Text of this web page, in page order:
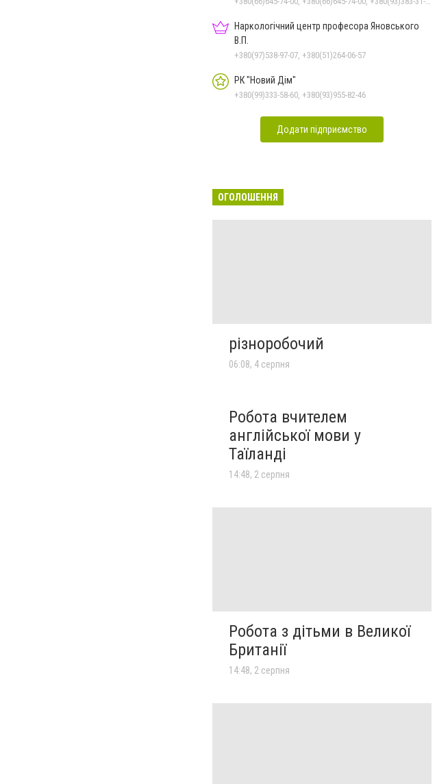
Наркологічний центр професора Яновського
В.П.
+380(97)538-97-07, +380(51)264-06-57
РК "Новий Дім"
+380(99)333-58-60, +380(93)955-82-46
Додати підприємство
ОГОЛОШЕННЯ
різноробочий
06:08, 4 серпня
Робота вчителем
англійської мови у
Таїланді
14:48, 2 серпня
Робота з дітьми в Великої
Британії
14:48, 2 серпня